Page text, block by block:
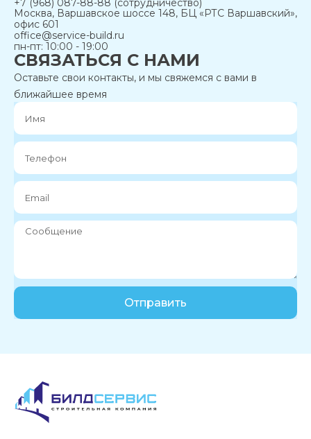
+7 (968) 087-88-88 (сотрудничество)
Москва, Варшавское шоссе 148, БЦ «РТС Варшавский»,
офис 601
office@service-build.ru
пн-пт: 10:00 - 19:00
СВЯЗАТЬСЯ С НАМИ
Оставьте свои контакты, и мы свяжемся с вами в
ближайшее время
Отправить